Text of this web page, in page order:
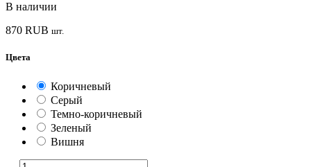
В наличии
870 RUB шт.
Цвета
Коричневый
Серый
Темно-коричневый
Зеленый
Вишня